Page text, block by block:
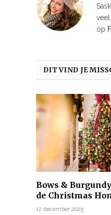
op
DIT VIND JE
Bows &
de Christmas
12 december 2025